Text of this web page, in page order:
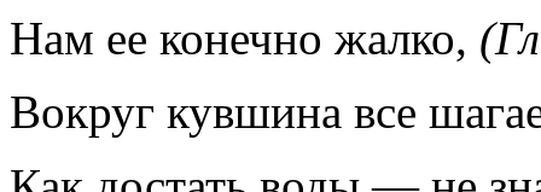
Нам ее конечно жалко,
Вокруг кувшина все